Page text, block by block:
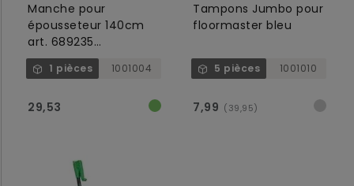
Manche pour
épousseteur 140cm
art. 689235
balayette+689236
torchon
1 pièces 1001004
29,53
Tampons Jumbo pour
floormaster bleu
5 pièces 1001010
7,99 (39,95)